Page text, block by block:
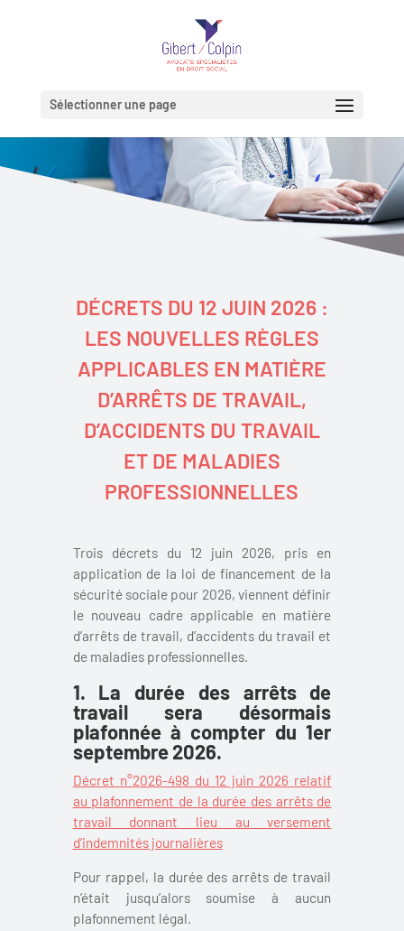
Sélectionner une page
DÉCRETS DU 12 JUIN 2026 :
LES NOUVELLES RÈGLES
APPLICABLES EN MATIÈRE
D’ARRÊTS DE TRAVAIL,
D’ACCIDENTS DU TRAVAIL
ET DE MALADIES
PROFESSIONNELLES
Trois décrets du 12 juin 2026, pris en
application de la loi de financement de la
sécurité sociale pour 2026, viennent définir
le nouveau cadre applicable en matière
d’arrêts de travail, d’accidents du travail et
de maladies professionnelles.
1. La durée des arrêts de
travail sera désormais
plafonnée à compter du 1er
septembre 2026.
Décret n°2026-498 du 12 juin 2026 relatif
au plafonnement de la durée des arrêts de
travail donnant lieu au versement
d’indemnités journalières
Pour rappel, la durée des arrêts de travail
n’était jusqu’alors soumise à aucun
plafonnement légal.